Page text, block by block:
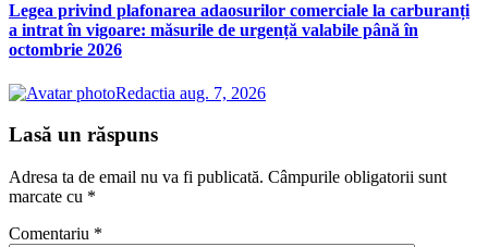
Legea privind plafonarea adaosurilor comerciale la carburanți
a intrat în vigoare: măsurile de urgență valabile până în
octombrie 2026
Redactia aug. 7, 2026
Lasă un răspuns
Adresa ta de email nu va fi publicată. Câmpurile obligatorii sunt
marcate cu *
Comentariu *